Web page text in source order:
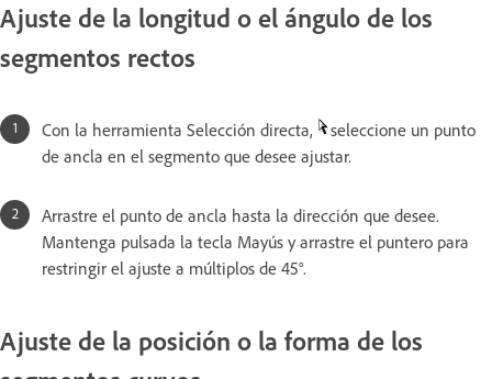
Ajuste de la longitud o el ángulo de los
segmentos rectos
Con la herramienta Selección directa,
seleccione un punto
de ancla en el segmento que desee ajustar.
Arrastre el punto de ancla hasta la dirección que desee.
Mantenga pulsada la tecla Mayús y arrastre el puntero para
restringir el ajuste a múltiplos de 45°.
Ajuste de la posición o la forma de los